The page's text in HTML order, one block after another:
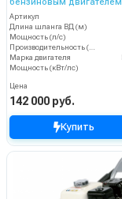
Артикул
Длина шланга ВД (м)
Мощность (л/с)
Марка двигателя
Мощность (кВт/лс)
Цена
142 000 руб.
Купить